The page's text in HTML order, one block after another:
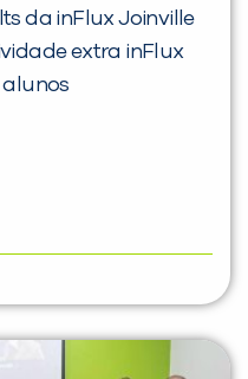
da inFlux Joinville
extra inFlux
alunos